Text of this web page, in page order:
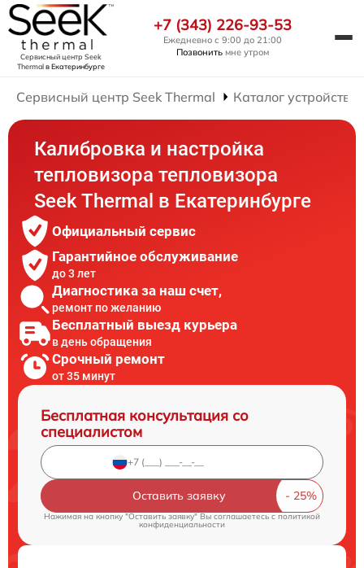
Сервисный центр Seek
Thermalв Екатеринбурге
+7 (343) 226-93-53
Ежедневно с 9:00 до 21:00
Позвонить мне утром
Сервисный центр Seek Thermal Каталог устройств
Калибровка и настройка
тепловизора тепловизора
Seek Thermal в Екатеринбурге
Официальный сервис
Гарантийное обслуживание
до 3 лет
Диагностика за наш счет,
ремонт по желанию
Бесплатный выезд курьера
в день обращения
Срочный ремонт
от 35 минут
Бесплатная консультация со
специалистом
Оставить заявку
Нажимая на кнопку "Оставить заявку" Вы соглашаетесь cполитикой
конфиденциальности